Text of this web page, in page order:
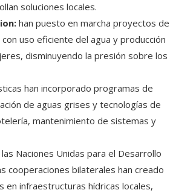
soluciones locales.
han puesto en marcha proyectos de
uso eficiente del agua y producción
disminuyendo la presión sobre los
han incorporado programas de
de aguas grises y tecnologías de
mantenimiento de sistemas y
Naciones Unidas para el Desarrollo
cooperaciones bilaterales han creado
infraestructuras hídricas locales,